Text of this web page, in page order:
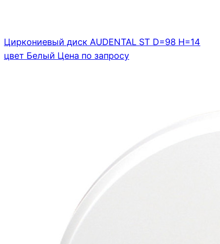
Циркониевый диск AUDENTAL ST D=98 H=14
цвет Белый Цена по запросу